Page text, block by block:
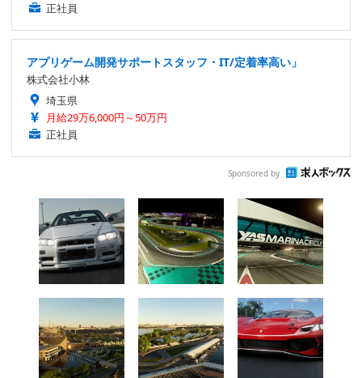
正社員
アプリゲーム開発サポートスタッフ・IT/定着率高い」
株式会社小林
埼玉県
月給29万6,000円～50万円
正社員
Sponsored by